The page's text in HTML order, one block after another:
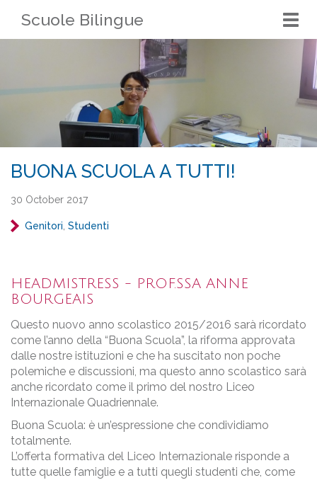
Scuole Bilingue
BUONA SCUOLA A TUTTI!
30 October 2017
Genitori Studenti
HEADMISTRESS - PROF.SSA ANNE
BOURGEAIS
Questo nuovo anno scolastico 2015/2016 sarà ricordato
come l’anno della “Buona Scuola”, la riforma approvata
dalle nostre istituzioni e che ha suscitato non poche
polemiche e discussioni, ma questo anno scolastico sarà
anche ricordato come il primo del nostro Liceo
Internazionale Quadriennale.
Buona Scuola: è un’espressione che condividiamo
totalmente.
L’offerta formativa del Liceo Internazionale risponde a
tutte quelle famiglie e a tutti quegli studenti che, come